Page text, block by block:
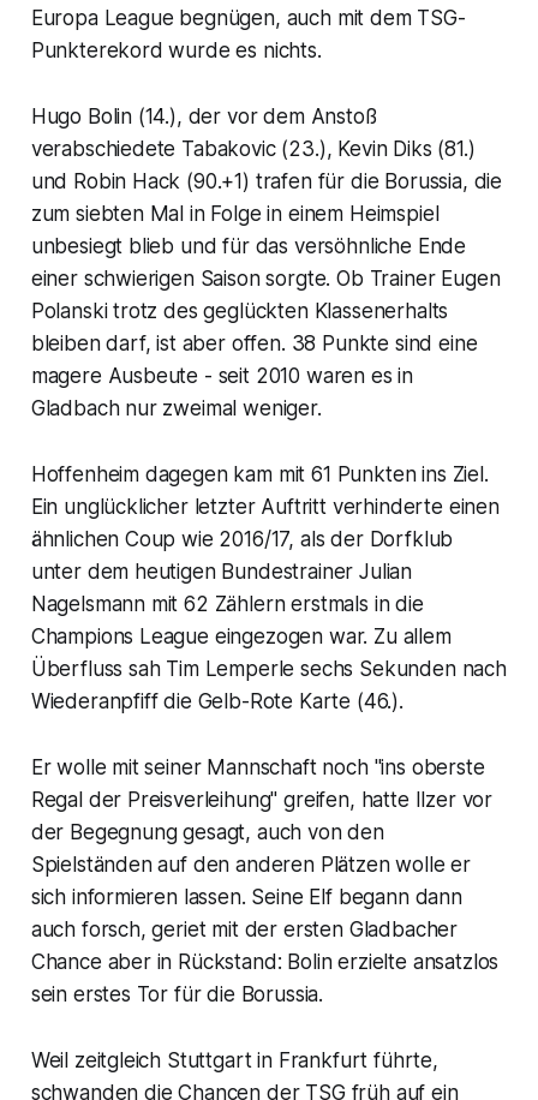
Europa League begnügen, auch mit dem TSG-
Punkterekord wurde es nichts.
Hugo Bolin (14.), der vor dem Anstoß
verabschiedete Tabakovic (23.), Kevin Diks (81.)
und Robin Hack (90.+1) trafen für die Borussia, die
zum siebten Mal in Folge in einem Heimspiel
unbesiegt blieb und für das versöhnliche Ende
einer schwierigen Saison sorgte. Ob Trainer Eugen
Polanski trotz des geglückten Klassenerhalts
bleiben darf, ist aber offen. 38 Punkte sind eine
magere Ausbeute - seit 2010 waren es in
Gladbach nur zweimal weniger.
Hoffenheim dagegen kam mit 61 Punkten ins Ziel.
Ein unglücklicher letzter Auftritt verhinderte einen
ähnlichen Coup wie 2016/17, als der Dorfklub
unter dem heutigen Bundestrainer Julian
Nagelsmann mit 62 Zählern erstmals in die
Champions League eingezogen war. Zu allem
Überfluss sah Tim Lemperle sechs Sekunden nach
Wiederanpfiff die Gelb-Rote Karte (46.).
Er wolle mit seiner Mannschaft noch "ins oberste
Regal der Preisverleihung" greifen, hatte Ilzer vor
der Begegnung gesagt, auch von den
Spielständen auf den anderen Plätzen wolle er
sich informieren lassen. Seine Elf begann dann
auch forsch, geriet mit der ersten Gladbacher
Chance aber in Rückstand: Bolin erzielte ansatzlos
sein erstes Tor für die Borussia.
Weil zeitgleich Stuttgart in Frankfurt führte,
schwanden die Chancen der TSG früh auf ein